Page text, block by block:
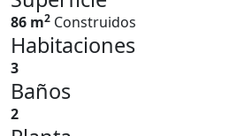
86 m2 Construidos
Habitaciones
3
Baños
2